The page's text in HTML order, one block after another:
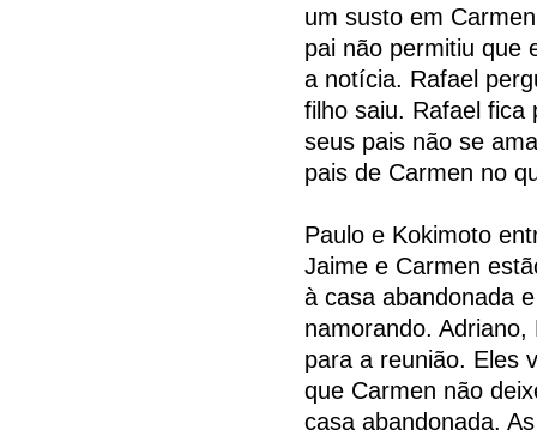
um susto em
pai não permitiu que
a notícia. Rafael
filho saiu. Rafael fica
seus pais não se
pais de Carmen no
Paulo e Kokimoto
Jaime e Carmen
à casa abandonada
namorando.
para a reunião. Eles
que Carmen não
casa abandonada.